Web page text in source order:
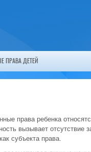
ПРАВА ДЕТЕЙ
права ребенка
вызывает отсутствие
субъекта права.